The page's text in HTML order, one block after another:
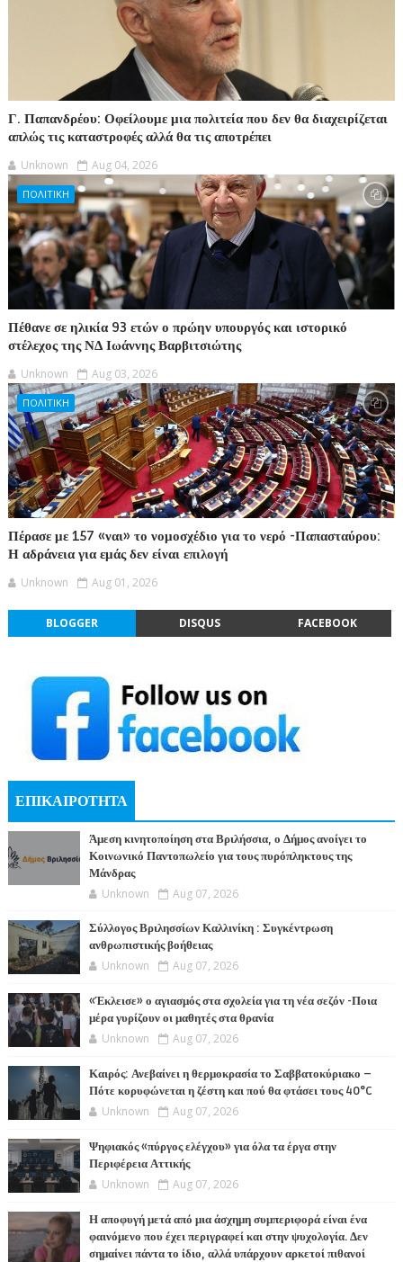
Γ. Παπανδρέου: Οφείλουμε μια πολιτεία που δεν θα διαχειρίζεται
απλώς τις καταστροφές αλλά θα τις αποτρέπει
Unknown Aug 04, 2026
ΠΟΛΙΤΙΚΗ
Πέθανε σε ηλικία 93 ετών ο πρώην υπουργός και ιστορικό
στέλεχος της ΝΔ Ιωάννης Βαρβιτσιώτης
Unknown Aug 03, 2026
ΠΟΛΙΤΙΚΗ
Πέρασε με 157 «ναι» το νομοσχέδιο για το νερό -Παπασταύρου:
Η αδράνεια για εμάς δεν είναι επιλογή
Unknown Aug 01, 2026
BLOGGER DISQUS FACEBOOK
ΕΠΙΚΑΙΡΟΤΗΤΑ
Άμεση κινητοποίηση στα Βριλήσσια, ο Δήμος ανοίγει το
Κοινωνικό Παντοπωλείο για τους πυρόπληκτους της
Μάνδρας
Unknown Aug 07, 2026
Σύλλογος Βριλησσίων Καλλινίκη : Συγκέντρωση
ανθρωπιστικής βοήθειας
Unknown Aug 07, 2026
«Έκλεισε» ο αγιασμός στα σχολεία για τη νέα σεζόν -Ποια
μέρα γυρίζουν οι μαθητές στα θρανία
Unknown Aug 07, 2026
Καιρός: Ανεβαίνει η θερμοκρασία το Σαββατοκύριακο –
Πότε κορυφώνεται η ζέστη και πού θα φτάσει τους 40°C
Unknown Aug 07, 2026
Ψηφιακός «πύργος ελέγχου» για όλα τα έργα στην
Περιφέρεια Αττικής
Unknown Aug 07, 2026
Η αποφυγή μετά από μια άσχημη συμπεριφορά είναι ένα
φαινόμενο που έχει περιγραφεί και στην ψυχολογία. Δεν
σημαίνει πάντα το ίδιο, αλλά υπάρχουν αρκετοί πιθανοί